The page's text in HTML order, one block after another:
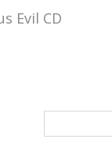
Evil CD